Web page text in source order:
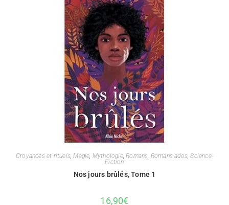
Croyances et rituels,Magie, Mythologie,Romans, Romans ados,Science-
Fiction
Nos jours brûlés, Tome 1
16,90€